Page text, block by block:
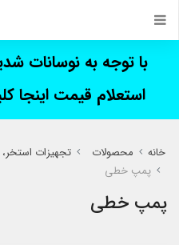
با توجه به نوسانات
استعلام قیمت اینجا
خانه محصولات تجهیزات
پمپ خطی
پمپ خطی